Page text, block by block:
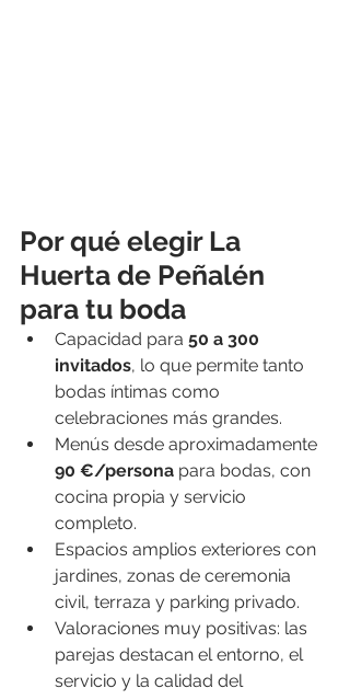
Por qué elegir La
Huerta de Peñalén
para tu boda
Capacidad para 50 a 300
invitados, lo que permite tanto
bodas íntimas como
celebraciones más grandes.
Menús desde aproximadamente
90 €/persona para bodas, con
cocina propia y servicio
completo.
Espacios amplios exteriores con
jardines, zonas de ceremonia
civil, terraza y parking privado.
Valoraciones muy positivas: las
parejas destacan el entorno, el
servicio y la calidad del